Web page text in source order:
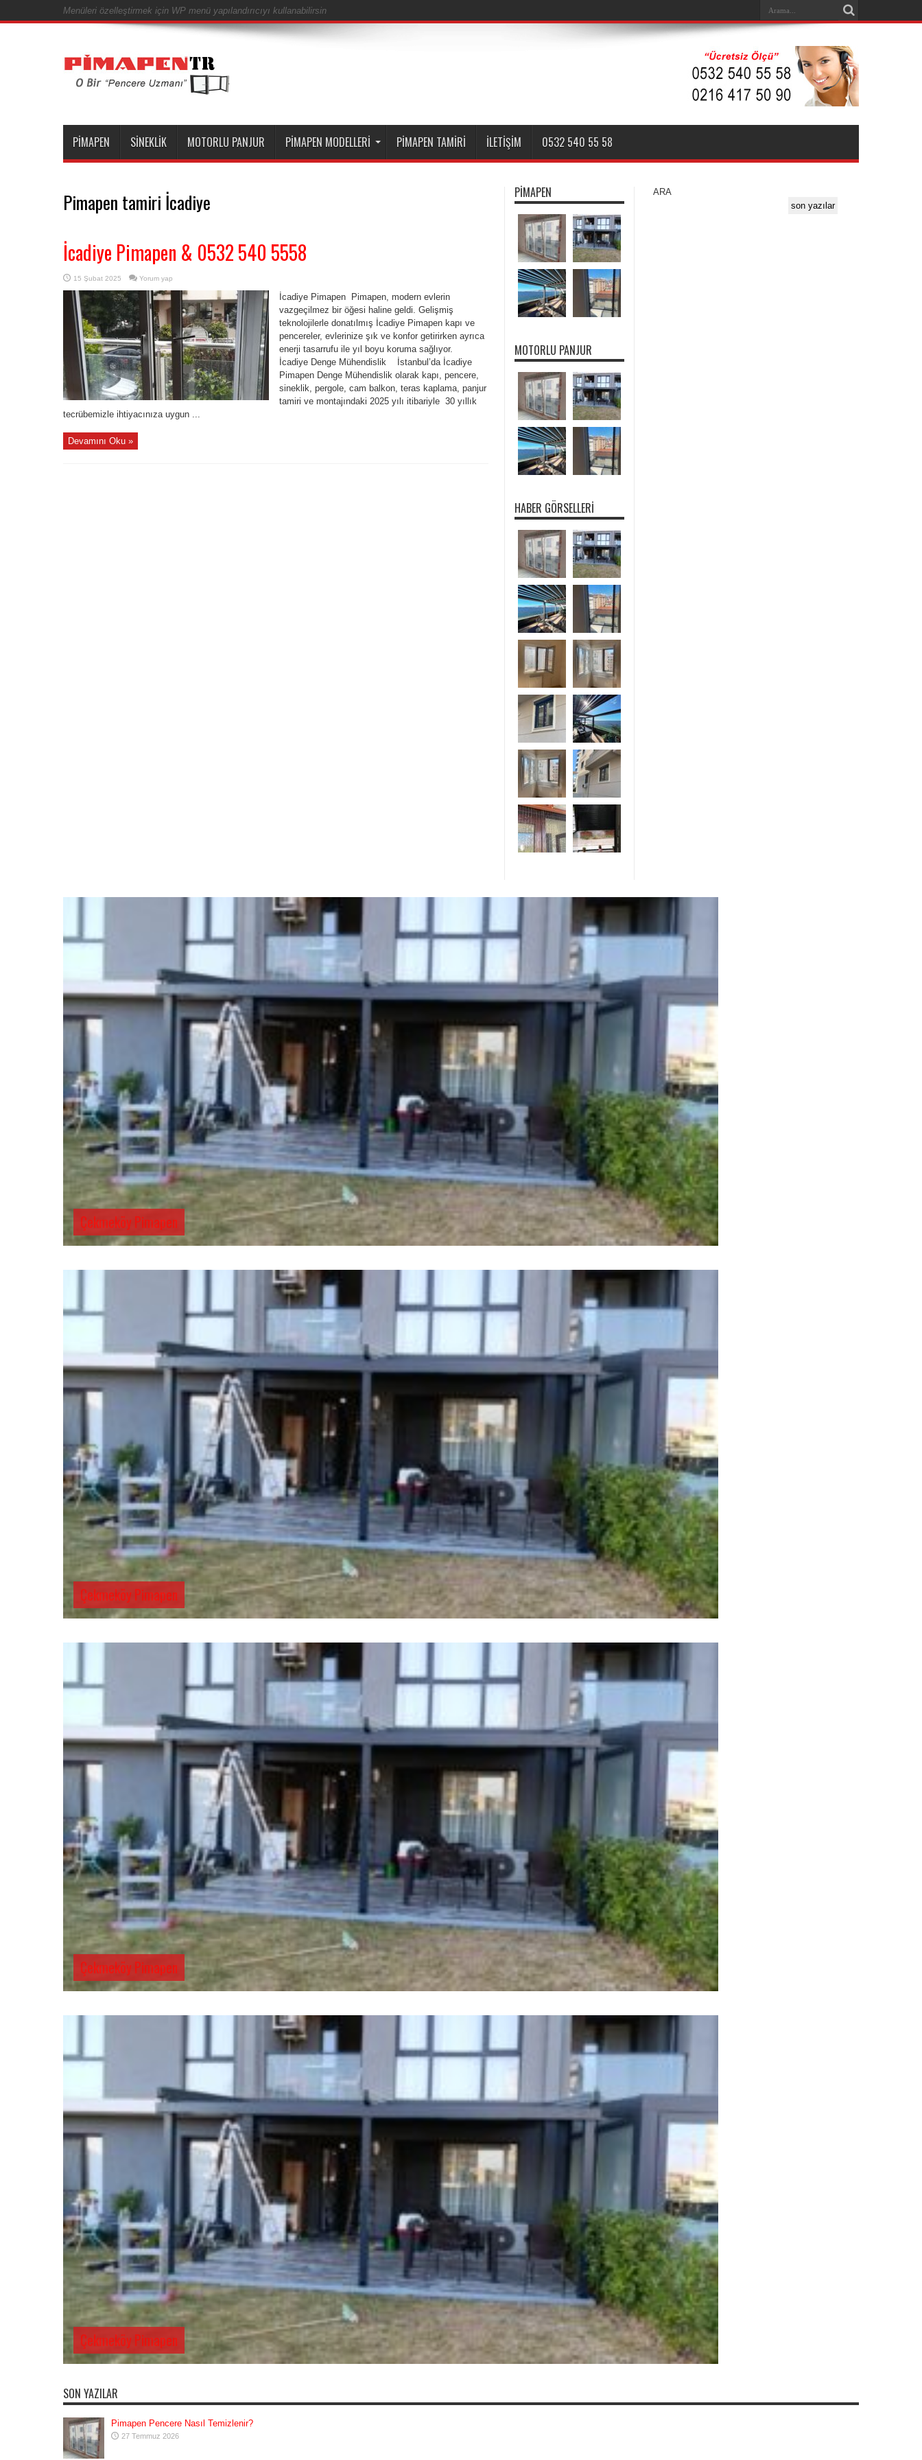
Menüleri özelleştirmek için WP menü yapılandırıcıyı kullanabilirsin
PIMAPEN SINEKLIK MOTORLU PANJUR PIMAPEN MODELLERI PIMAPEN TAMIRI İLETIŞIM 0532 540 55 58
Pimapen tamiri İcadiye
İcadiye Pimapen & 0532 540 5558
15 Şubat 2025 Yorum yap
İcadiye Pimapen Pimapen, modern evlerin
vazgeçilmez bir öğesi haline geldi. Gelişmiş
teknolojilerle donatılmış İcadiye Pimapen kapı ve
pencereler, evlerinize şık ve konfor getirirken ayrıca
enerji tasarrufu ile yıl boyu koruma sağlıyor.
İcadiye Denge Mühendislik İstanbul’da İcadiye
Pimapen Denge Mühendislik olarak kapı, pencere,
sineklik, pergole, cam balkon, teras kaplama, panjur
tamiri ve montajındaki 2025 yılı itibariyle 30 yıllık
tecrübemizle ihtiyacınıza uygun ...
Devamını Oku »
PIMAPEN
MOTORLU PANJUR
HABER GÖRSELLERI
ARA
son yazılar
Çekmeköy Pimapen
Çekmeköy Pimapen
Çekmeköy Pimapen
Çekmeköy Pimapen
SON YAZILAR
Pimapen Pencere Nasıl Temizlenir?
27 Temmuz 2026